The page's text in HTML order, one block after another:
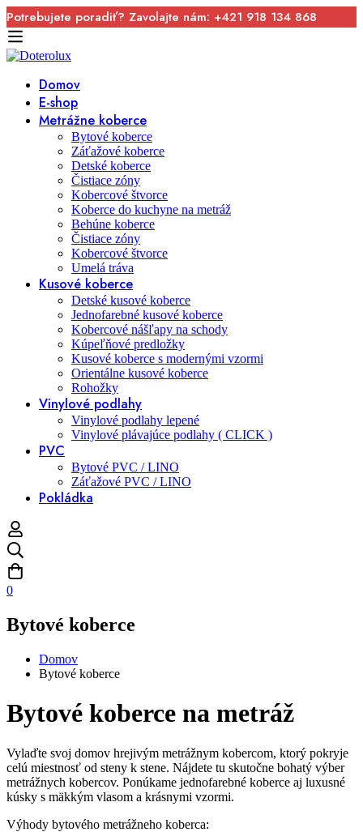
Potrebujete poradiť? Zavolajte nám: +421 918 134 868
Domov
E-shop
Metrážne koberce
Bytové koberce
Záťažové koberce
Detské koberce
Čistiace zóny
Kobercové štvorce
Koberce do kuchyne na metráž
Behúne koberce
Čistiace zóny
Kobercové štvorce
Umelá tráva
Kusové koberce
Detské kusové koberce
Jednofarebné kusové koberce
Kobercové nášľapy na schody
Kúpeľňové predložky
Kusové koberce s modernými vzormi
Orientálne kusové koberce
Rohožky
Vinylové podlahy
Vinylové podlahy lepené
Vinylové plávajúce podlahy ( CLICK )
PVC
Bytové PVC / LINO
Záťažové PVC / LINO
Pokládka
0
Bytové koberce
Domov
Bytové koberce
Bytové koberce na metráž
Vylaďte svoj domov hrejivým metrážnym kobercom, ktorý pokryje
celú miestnosť od steny k stene. Nájdete tu skutočne bohatý výber
metrážnych kobercov. Ponúkame jednofarebné koberce aj luxusné
kúsky s mäkkým vlasom a krásnymi vzormi.
Výhody bytového metrážneho koberca: